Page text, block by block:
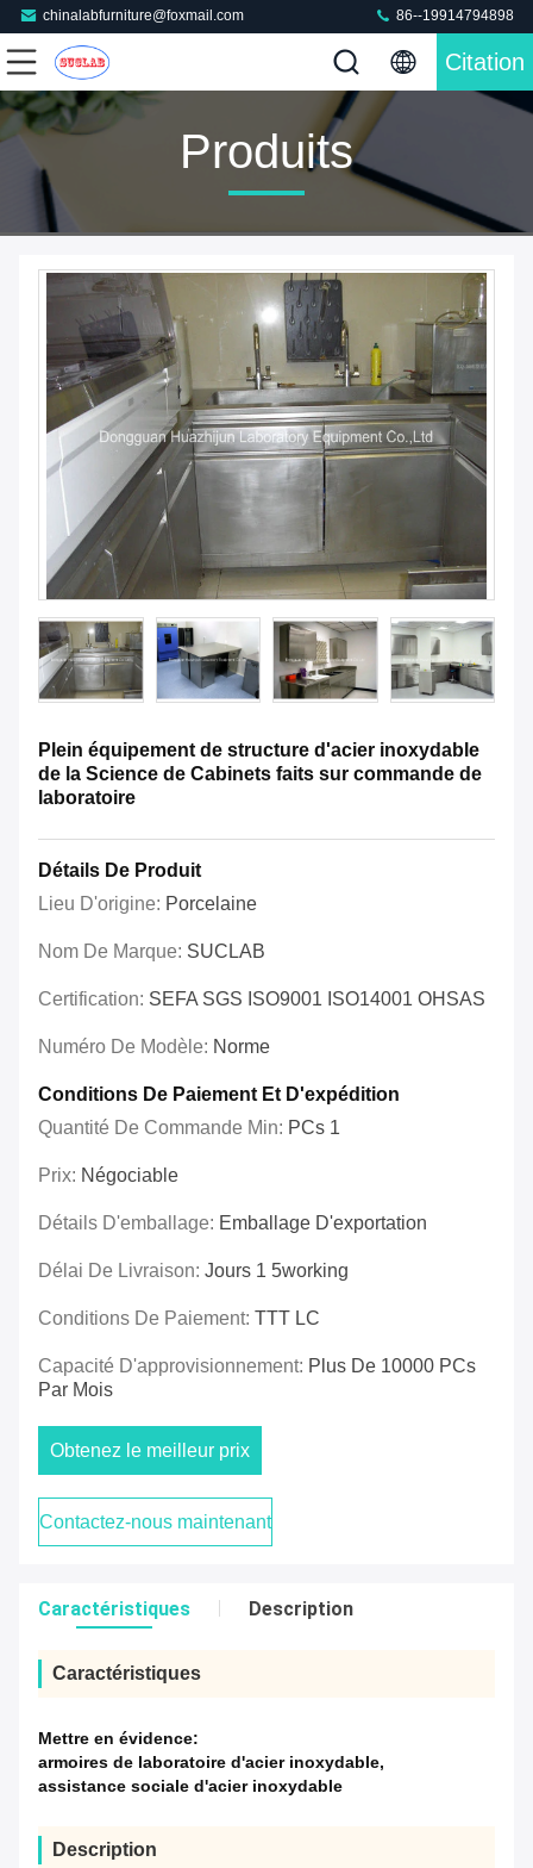
chinalabfurniture@foxmail.com 86--19914794898
Citation
Produits
Plein équipement de structure d'acier inoxydable
de la Science de Cabinets faits sur commande de
laboratoire
Détails De Produit
Lieu D'origine: Porcelaine
Nom De Marque: SUCLAB
Certification: SEFA SGS ISO9001 ISO14001 OHSAS
Numéro De Modèle: Norme
Conditions De Paiement Et D'expédition
Quantité De Commande Min: PCs 1
Prix: Négociable
Détails D'emballage: Emballage D'exportation
Délai De Livraison: Jours 1 5working
Conditions De Paiement: TTT LC
Capacité D'approvisionnement: Plus De 10000 PCs
Par Mois
Obtenez le meilleur prix
Contactez-nous maintenant
Caractéristiques Description
Caractéristiques
Mettre en évidence:
armoires de laboratoire d'acier inoxydable,
assistance sociale d'acier inoxydable
Description